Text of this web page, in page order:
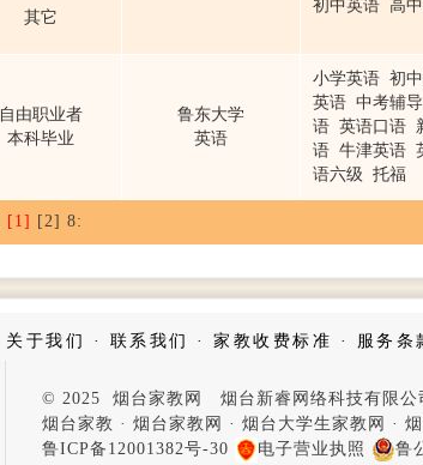
其它
初中英语 高
自由职业者
本科毕业
鲁东大学
英语
小学英语 初
英语 中考辅
语 英语口语
语 牛津英语
语六级 托福
[1] [2] 8:
关于我们 · 联系我们 ·家教收费标准 · 服务条
© 2025 烟台家教网 烟台新睿网络科技有限公
烟台家教 · 烟台家教网 · 烟台大学生家教网 ·
鲁ICP备12001382号-30
电子营业执照 鲁